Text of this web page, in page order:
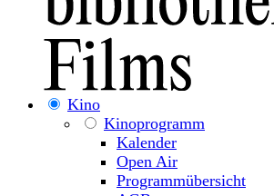
Kino
Kinoprogramm
Kalender
Open Air
Programmübersicht